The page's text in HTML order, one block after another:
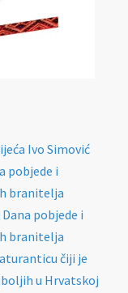
Ivo Simović
pobjede i
branitelja
pobjede i
branitelja
čiji je
u Hrvatskoj